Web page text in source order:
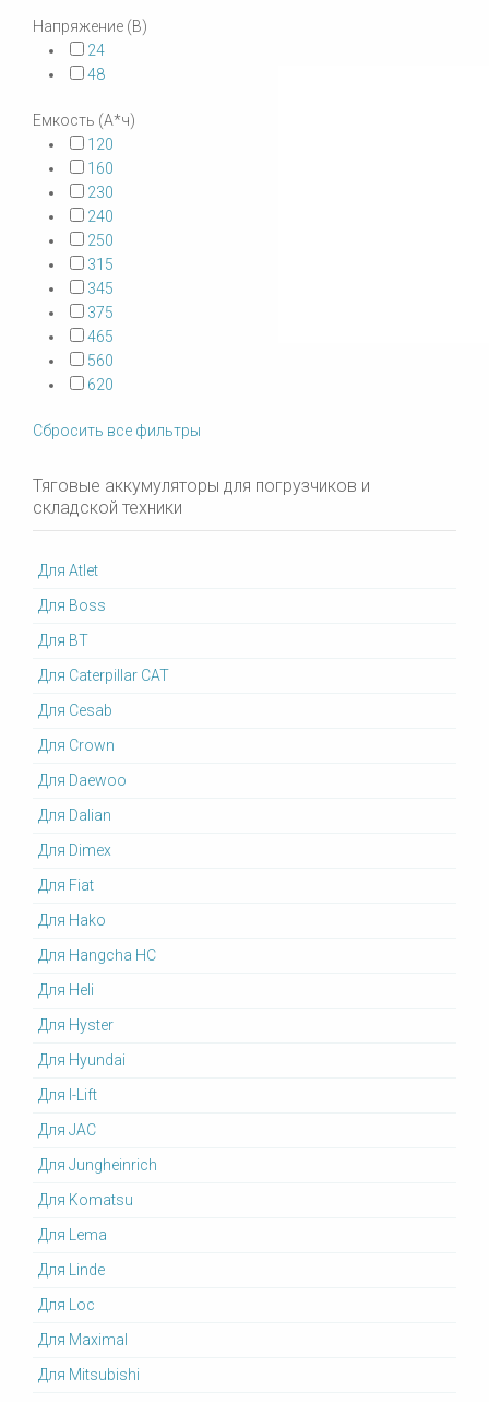
Напряжение (В)
24
48
Емкость (А*ч)
120
160
230
240
250
315
345
375
465
560
620
Сбросить все фильтры
Тяговые аккумуляторы для погрузчиков и
складской техники
Для Atlet
Для Boss
Для BT
Для Caterpillar CAT
Для Cesab
Для Crown
Для Daewoo
Для Dalian
Для Dimex
Для Fiat
Для Hako
Для Hangcha HC
Для Heli
Для Hyster
Для Hyundai
Для I-Lift
Для JAC
Для Jungheinrich
Для Komatsu
Для Lema
Для Linde
Для Loc
Для Maximal
Для Mitsubishi